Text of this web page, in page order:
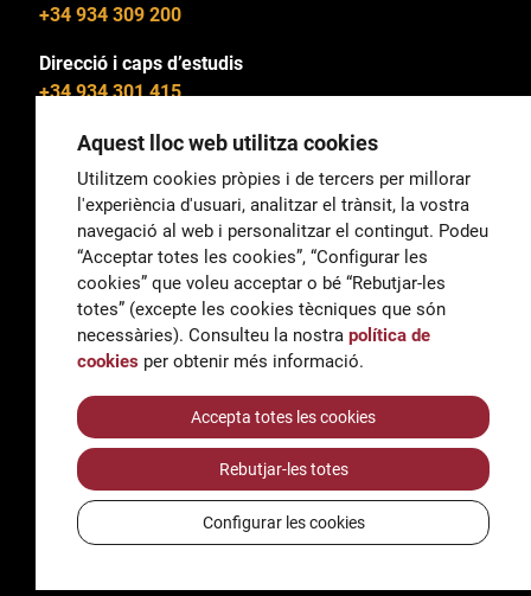
+34 934 309 200
Direcció i caps d’estudis
+34 934 301 415
General
correu@escoladeltreball.org
Informació
informacio@escoladeltreball.org
AccessibilitatAvís legal i Política de Privacitat
Política de cookies
Crèdits
Aquest lloc web utilitza cookies
Utilitzem cookies pròpies i de tercers per millorar
l'experiència d'usuari, analitzar el trànsit, la vostra
navegació al web i personalitzar el contingut. Podeu
“Acceptar totes les cookies”, “Configurar les
cookies” que voleu acceptar o bé “Rebutjar-les
totes” (excepte les cookies tècniques que són
necessàries). Consulteu la nostra política de
cookies per obtenir més informació.
Accepta totes les cookies
Rebutjar-les totes
Configurar les cookies